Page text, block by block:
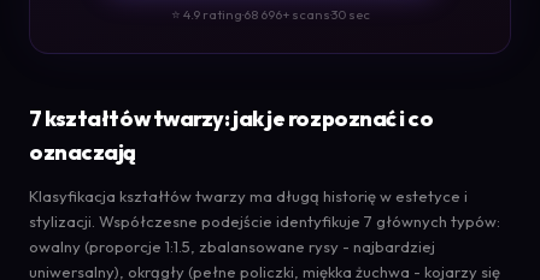
⭐ 4.9 rating·68 696+ scans·30 sec
7 kształtów twarzy: jak je rozpoznać i co
oznaczają
Klasyfikacja kształtów twarzy ma długą historię w estetyce i
stylizacji. Współczesne podejście identyfikuje 7 głównych typów:
owalny (proporcje 1:1.5, zbalansowane rysy - najbardziej
uniwersalny), okrągły (pełne policzki, miękka żuchwa - kojarzy się